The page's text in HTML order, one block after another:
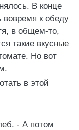
В конце
вовремя к обеду
в общем-то,
такие вкусные
Но вот
в этой
- А потом